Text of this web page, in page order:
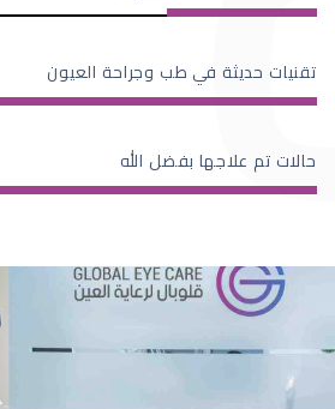
تقنيات حديثة في طب وجراحة العيون
حالات تم علاجها بفضل الله